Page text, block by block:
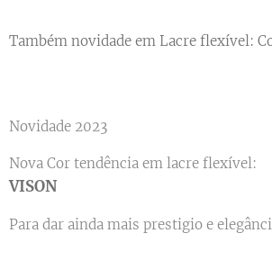
Também novidade em Lacre flexível:
Novidade 2023
Nova Cor tendência em lacre flexível:
VISON
Para dar ainda mais prestigio e